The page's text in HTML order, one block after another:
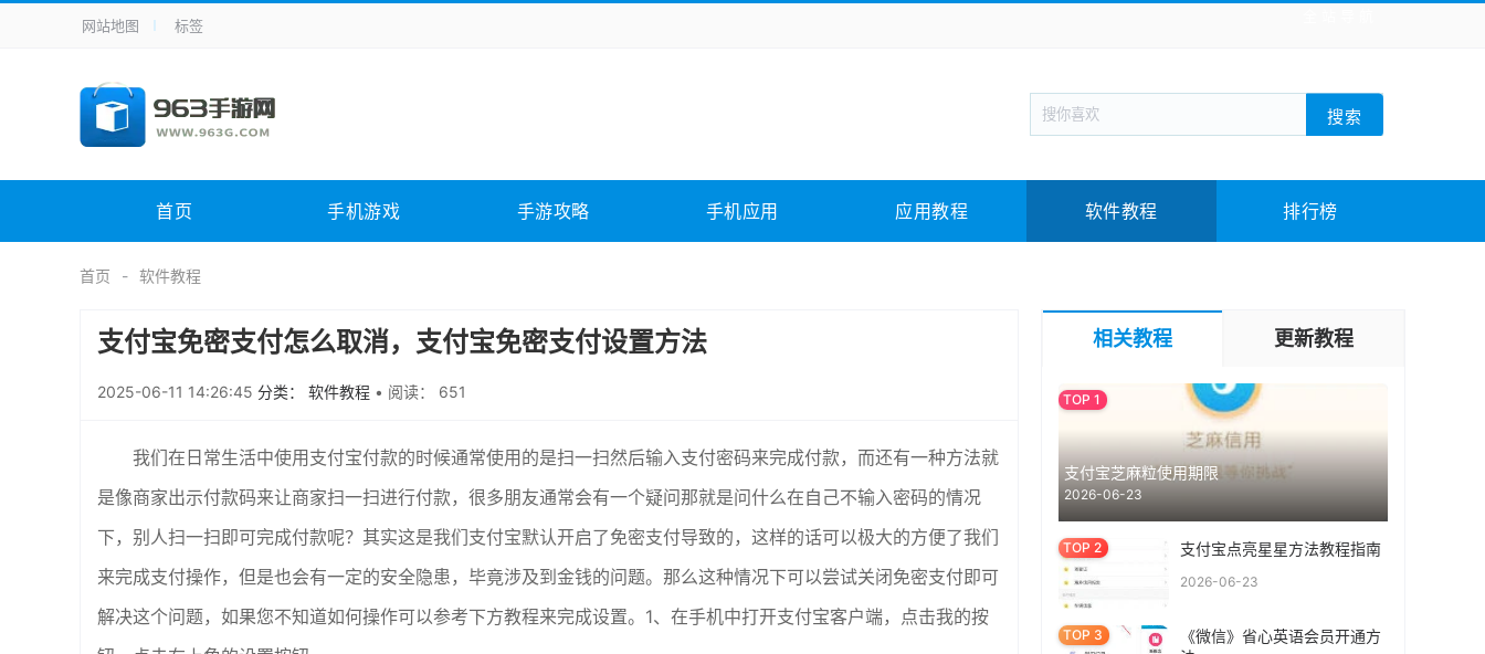
手机应用 新闻阅读 旅游出行 生活实用
手机游戏 体育竞技 战棋游戏 枪战射击 模拟经营
电脑软件 其它类别 图形软件 安全相关 应用软件 影音软件 插件下载 教育教学 游戏娱乐 系统软件 素材下载
未分类 综合其它
网站地图 标签
搜索
首页 手机游戏 手游攻略 手机应用 应用教程 软件教程 排行榜
首页 软件教程
支付宝免密支付怎么取消，支付宝免密支付设置方法
2025-06-11 14:26:45 分类： 软件教程 • 阅读： 651
我们在日常生活中使用支付宝付款的时候通常使用的是扫一扫然后输入支付密码来完成付款，而还有一种方法就
是像商家出示付款码来让商家扫一扫进行付款，很多朋友通常会有一个疑问那就是问什么在自己不输入密码的情况
下，别人扫一扫即可完成付款呢？其实这是我们支付宝默认开启了免密支付导致的，这样的话可以极大的方便了我们
来完成支付操作，但是也会有一定的安全隐患，毕竟涉及到金钱的问题。那么这种情况下可以尝试关闭免密支付即可
解决这个问题，如果您不知道如何操作可以参考下方教程来完成设置。1、在手机中打开支付宝客户端，点击我的按
相关教程 更新教程
支付宝芝麻粒使用期限
2026-06-23
支付宝点亮星星方法教程指南
2026-06-23
《微信》省心英语会员开通方